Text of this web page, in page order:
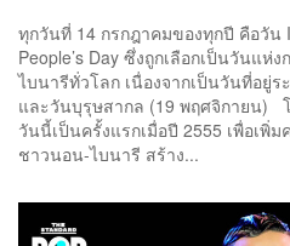
ทุกวันที่ 14 กรกฎาคมของทุกปี คือวัน
People’s Day ซึ่งถูกเลือกเป็นวันแ
ไบนารีทั่วโลก เนื่องจากเป็นวันที่อยู่
และวันบุรุษสากล (19 พฤศจิกายน)
วันนี้เป็นครั้งแรกเมื่อปี 2555 เพื่อเพิ่
ชาวนอน-ไบนารี สร้าง...